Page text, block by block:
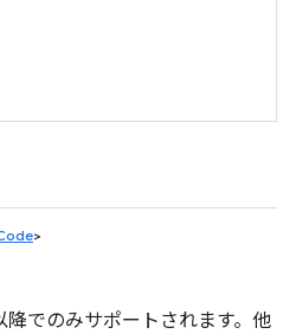
>
でのみサポートされます。他